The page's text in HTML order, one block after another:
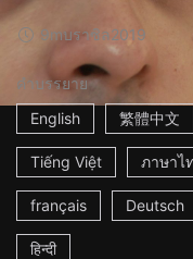
9mบราซิล2019
คำบรรยาย
English
繁體中文
Tiếng Việt ภาษาไ
français Deutsch
हिन्दी